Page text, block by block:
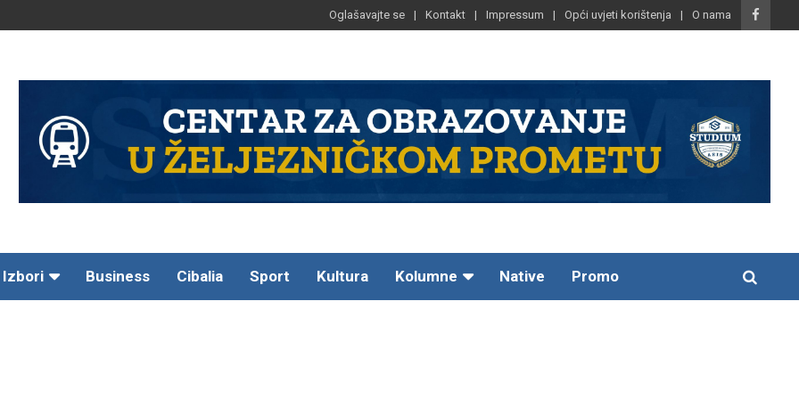
Oglašavajte se Kontakt Impressum Opći uvjeti korištenja O nama
Izbori Business Cibalia Sport Kultura Kolumne Native Promo